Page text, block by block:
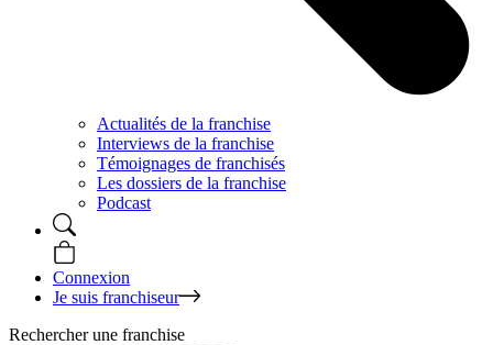
Actualités de la franchise
Interviews de la franchise
Témoignages de franchisés
Les dossiers de la franchise
Podcast
Connexion
Je suis franchiseur
Rechercher une franchise